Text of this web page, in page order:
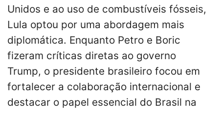
Unidos e ao uso de combustíveis fósseis,
Lula optou por uma abordagem mais
diplomática. Enquanto Petro e Boric
fizeram críticas diretas ao governo
Trump, o presidente brasileiro focou em
fortalecer a colaboração internacional e
destacar o papel essencial do Brasil na